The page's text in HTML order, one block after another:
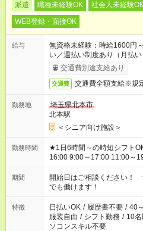
派遣 職種未経験OK 社会人未経験
WEB登録・面接OK
給与
無資格未経験：時給1600
い／週払い制度あり（月払
完了次第のお支払いとなりま
交通費別途支給あり
交通費 交通費全額支給※規
勤務地
埼玉県北本市
北本駅
＜シニア向け施設＞
勤務時間
★1日6時間～の時短シフトOK ★スタート時間選べます！
16:00 9:00～17:00 11:00～19:00 な
場合、他のお仕事と合わせ
ん ※法令に基づき、週20時
となります ※労働者派遣法
短時間・短期間の就業はご
期間
開始日はご相談ください
でも働けます！
特徴 日払いOK / 履歴書不要 / 40
服装自由 / シフト勤務 / 10
ソコンスキル不要